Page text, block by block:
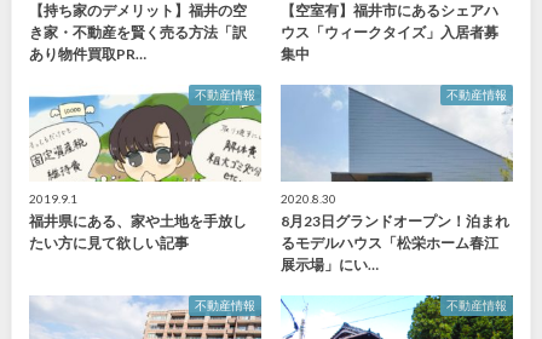
【持ち家のデメリット】福井の空
き家・不動産を賢く売る方法「訳
あり物件買取PR…
【空室有】福井市にあるシェアハ
ウス「ウィークタイズ」入居者募
集中
不動産情報
2019.9.1
福井県にある、家や土地を手放し
たい方に見て欲しい記事
不動産情報
2020.8.30
8月23日グランドオープン！泊まれ
るモデルハウス「松栄ホーム春江
展示場」にい…
不動産情報 不動産情報